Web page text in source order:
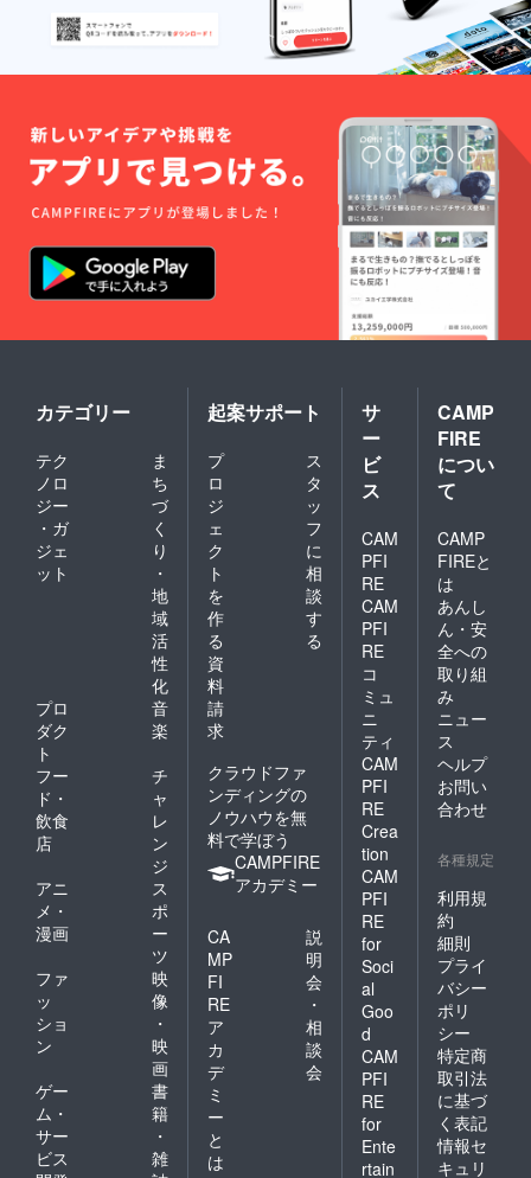
カテゴリー
テク
ノロ
ジー
・ガ
ジェ
ット
ま
ち
づ
く
り
・
地
域
活
性
化
プロ
ダク
ト
音
楽
フー
ド・
飲食
店
チ
ャ
レ
ン
ジ
アニ
メ・
漫画
ス
ポ
ー
ツ
ファ
ッ
ショ
ン
映
像
・
映
画
ゲー
ム・
サー
ビス
書
籍
・
雑
起案サポート
プ
ロ
ジ
ェ
ク
ト
を
作
る
ス
タ
ッ
フ
に
相
談
す
る
資
料
請
求
クラウドファ
ンディングの
ノウハウを無
料で学ぼう
CAMPFIRE
アカデミー
CA
MP
FI
RE
ア
カ
デ
ミ
ー
と
は
説
明
会
・
相
談
会
サ
ー
ビ
ス
CAM
PFI
RE
CAM
PFI
RE
コ
ミュ
ニ
ティ
CAM
PFI
RE
Crea
tion
CAM
PFI
RE
for
Soci
al
Goo
d
CAM
PFI
RE
for
Ente
rtain
CAMP
FIRE
につい
て
CAMP
FIREと
は
あんし
ん・安
全への
取り組
み
ニュー
ス
ヘルプ
お問い
合わせ
各種規定
利用規
約
細則
プライ
バシー
ポリ
シー
特定商
取引法
に基づ
く表記
情報セ
キュリ